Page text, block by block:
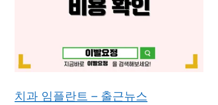
치과 임플란트 – 출근뉴스